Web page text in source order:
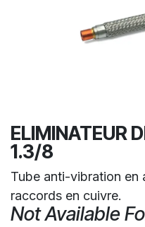
ELIMINATEUR
1.3/8
Tube anti-vibration en
raccords en cuivre.
Not Available